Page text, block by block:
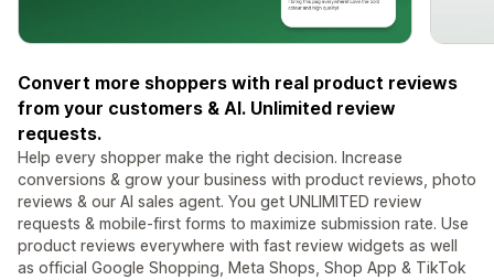
Convert more shoppers with real product reviews
from your customers & AI. Unlimited review
requests.
Help every shopper make the right decision. Increase
conversions & grow your business with product reviews, photo
reviews & our AI sales agent. You get UNLIMITED review
requests & mobile-first forms to maximize submission rate. Use
product reviews everywhere with fast review widgets as well
as official Google Shopping, Meta Shops, Shop App & TikTok